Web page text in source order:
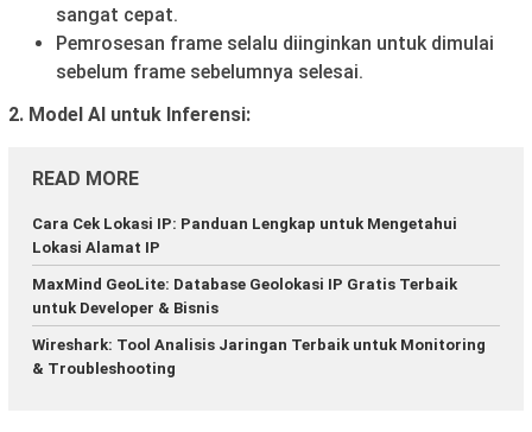
sangat cepat.
Pemrosesan frame selalu diinginkan untuk dimulai
sebelum frame sebelumnya selesai.
2. Model AI untuk Inferensi:
READ MORE
Cara Cek Lokasi IP: Panduan Lengkap untuk Mengetahui
Lokasi Alamat IP
MaxMind GeoLite: Database Geolokasi IP Gratis Terbaik
untuk Developer & Bisnis
Wireshark: Tool Analisis Jaringan Terbaik untuk Monitoring
& Troubleshooting